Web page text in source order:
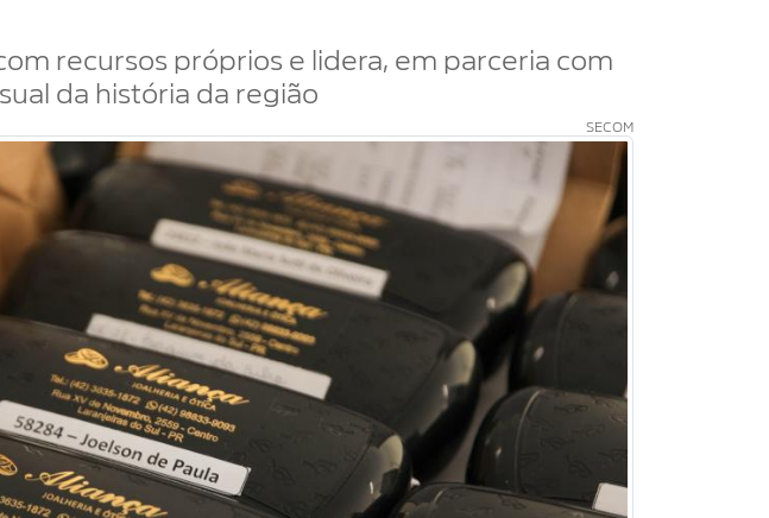
recursos próprios e lidera, em parceria com
da história da região
SECOM